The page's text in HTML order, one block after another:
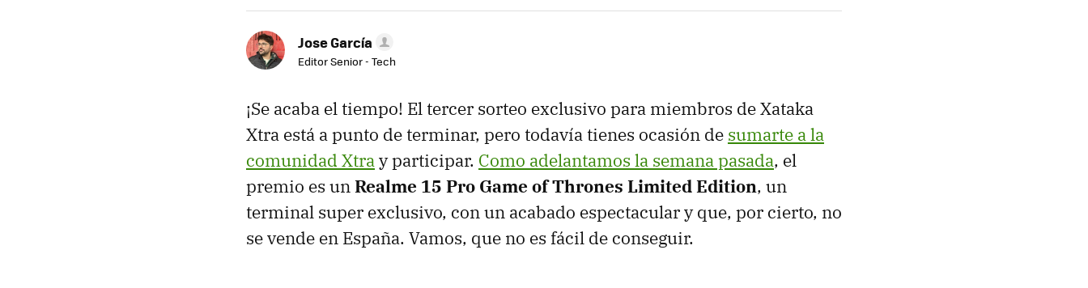
Jose García
Editor Senior - Tech
¡Se acaba el tiempo! El tercer sorteo exclusivo para miembros de Xataka
Xtra está a punto de terminar, pero todavía tienes ocasión de sumarte a la
comunidad Xtray participar. Como adelantamos la semana pasada, el
premio es unRealme 15 Pro Game of Thrones Limited Edition, un
terminal super exclusivo, con un acabado espectacular y que, por cierto, no
se vende en España. Vamos, que no es fácil de conseguir.